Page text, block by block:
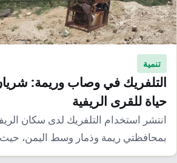
تنمية
التلفريك في وصاب وريمة:
حياة للقرى الريفية
انتشر استخدام التلفريك لدى سكان
بمحافظتي ريمة وذمار وسط اليمن، حيث
يعانون في…